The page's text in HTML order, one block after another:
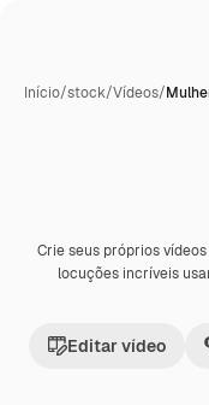
Início/stock/Vídeos/
Premium
Crie seus próprios
locuções incríveis
Editar vídeo